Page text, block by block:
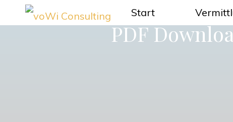
Inhalt
Consulting
Start
PDF